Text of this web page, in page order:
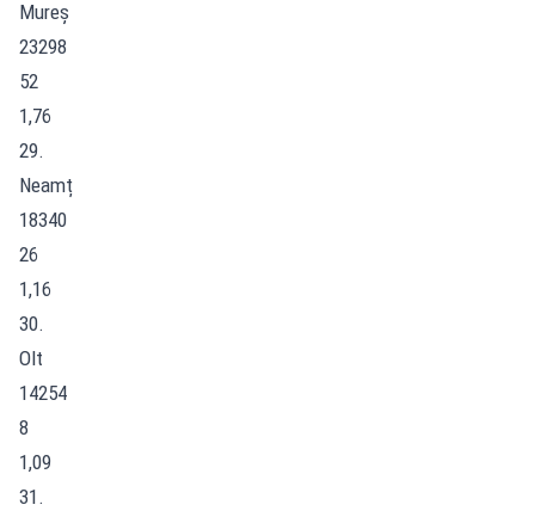
Mureș
23298
52
1,76
29.
Neamț
18340
26
1,16
30.
Olt
14254
8
1,09
31.